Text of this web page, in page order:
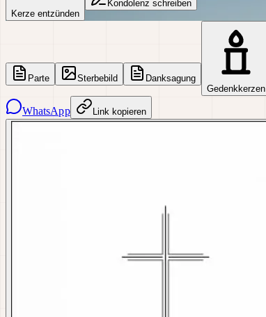
Kerze entzünden
Kondolenz schreiben
Parte Sterbebild
Danksagung
Gedenkkerzen
WhatsApp Link kopieren